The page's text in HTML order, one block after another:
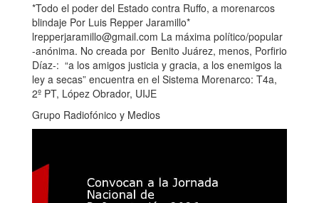
*Todo el poder del Estado contra Ruffo, a morenarcos
blindaje Por Luis Repper Jaramillo*
lrepperjaramillo@gmail.com La máxima político/popular
-anónima. No creada por Benito Juárez, menos, Porfirio
Díaz-: “a los amigos justicia y gracia, a los enemigos la
ley a secas” encuentra en el Sistema Morenarco: T4a,
2º PT, López Obrador, UIJE
Grupo Radiofónico y Medios